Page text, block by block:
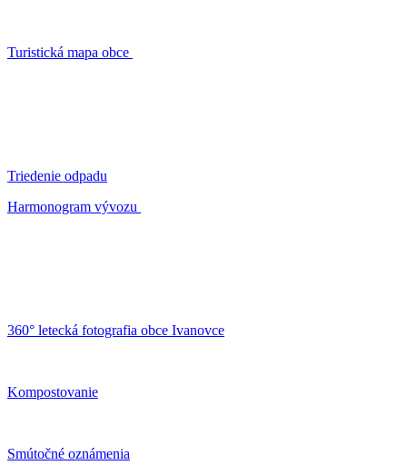
Turistická mapa obce
Triedenie odpadu
Harmonogram vývozu
360° letecká fotografia obce Ivanovce
Kompostovanie
Smútočné oznámenia